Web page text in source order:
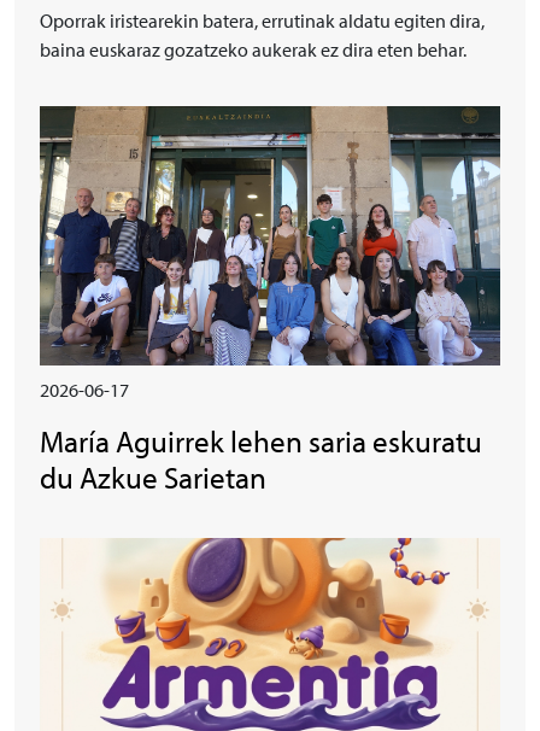
Oporrak iristearekin batera, errutinak aldatu egiten dira,
baina euskaraz gozatzeko aukerak ez dira eten behar.
Irudia
2026-06-17
María Aguirrek lehen saria eskuratu
du Azkue Sarietan